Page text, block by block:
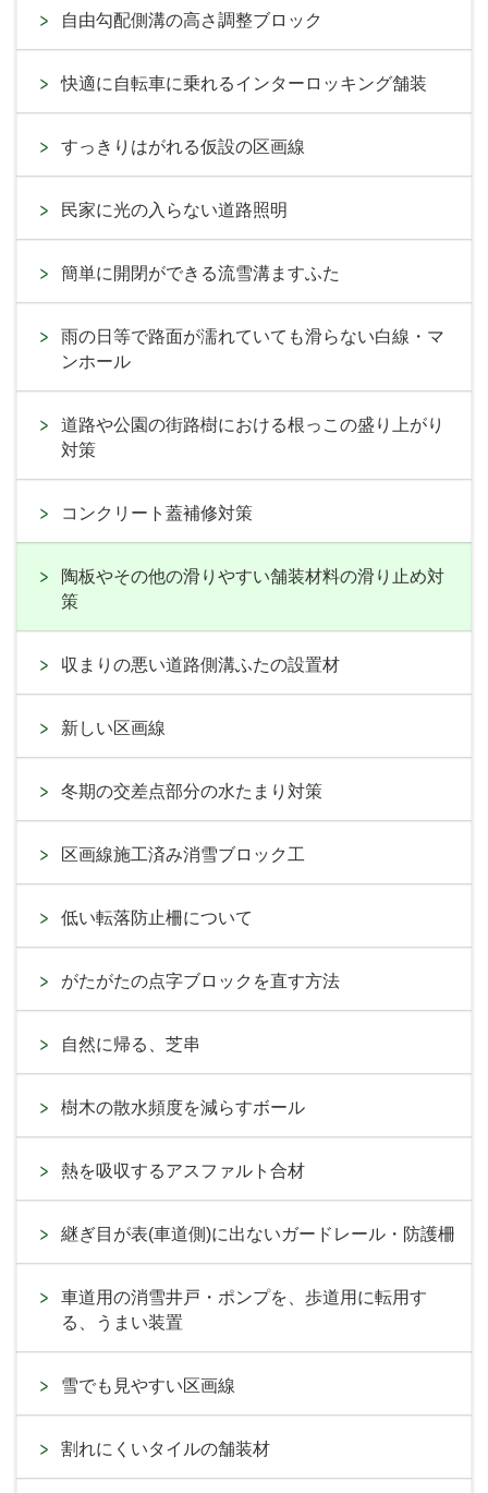
自由勾配側溝の高さ調整ブロック
快適に自転車に乗れるインターロッキング舗装
すっきりはがれる仮設の区画線
民家に光の入らない道路照明
簡単に開閉ができる流雪溝ますふた
雨の日等で路面が濡れていても滑らない白線・マ
ンホール
道路や公園の街路樹における根っこの盛り上がり
対策
コンクリート蓋補修対策
陶板やその他の滑りやすい舗装材料の滑り止め対
策
収まりの悪い道路側溝ふたの設置材
新しい区画線
冬期の交差点部分の水たまり対策
区画線施工済み消雪ブロック工
低い転落防止柵について
がたがたの点字ブロックを直す方法
自然に帰る、芝串
樹木の散水頻度を減らすボール
熱を吸収するアスファルト合材
継ぎ目が表(車道側)に出ないガードレール・防護柵
車道用の消雪井戸・ポンプを、歩道用に転用す
る、うまい装置
雪でも見やすい区画線
割れにくいタイルの舗装材